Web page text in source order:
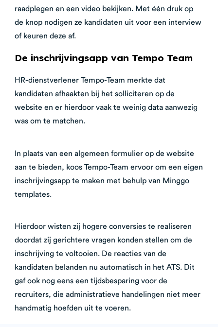
raadplegen en een video bekijken. Met één druk op
de knop nodigen ze kandidaten uit voor een interview
of keuren deze af.
De inschrijvingsapp van Tempo Team
HR-dienstverlener Tempo-Team merkte dat
kandidaten afhaakten bij het solliciteren op de
website en er hierdoor vaak te weinig data aanwezig
was om te matchen.
In plaats van een algemeen formulier op de website
aan te bieden, koos Tempo-Team ervoor om een eigen
inschrijvingsapp te maken met behulp van Minggo
templates.
Hierdoor wisten zij hogere conversies te realiseren
doordat zij gerichtere vragen konden stellen om de
inschrijving te voltooien. De reacties van de
kandidaten belanden nu automatisch in het ATS. Dit
gaf ook nog eens een tijdsbesparing voor de
recruiters, die administratieve handelingen niet meer
handmatig hoefden uit te voeren.